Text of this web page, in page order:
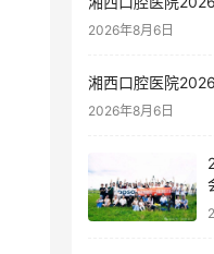
2026年8月6日
湘西口腔医院
2026年8月6日